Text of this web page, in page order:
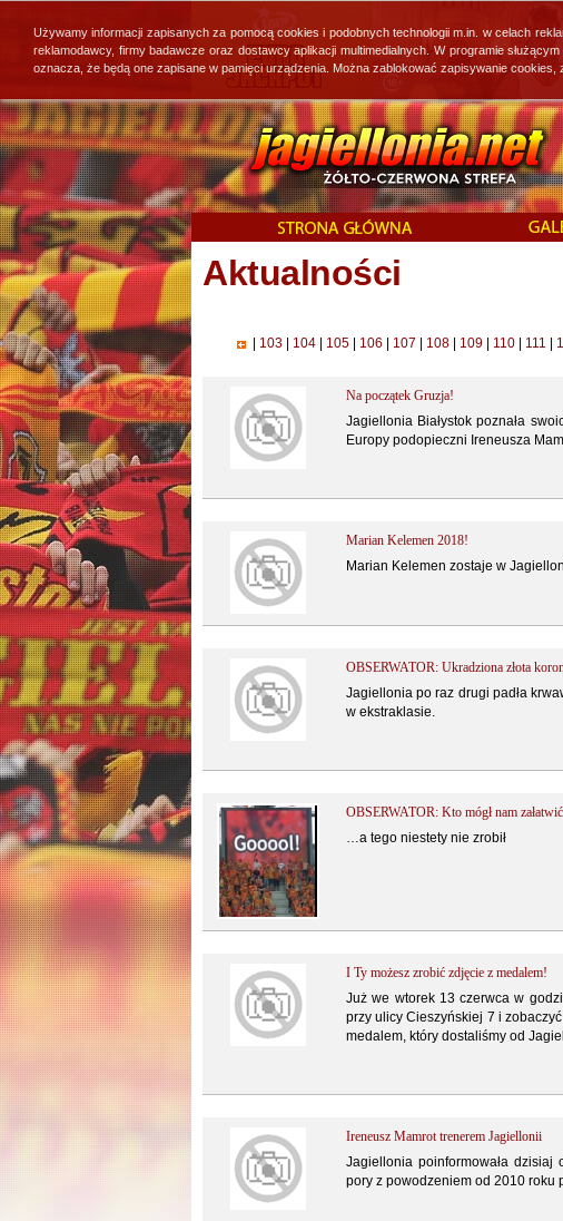
Aktualności
103 104 105 106 107 108 109 110 111
Na początek Gruzja!
Jagiellonia Białystok poznała
Europy podopieczni Ireneusza
Marian Kelemen 2018!
Marian Kelemen zostaje w
OBSERWATOR: Ukradziona złota
Jagiellonia po raz drugi padła
w ekstraklasie.
OBSERWATOR: Kto mógł nam
…a tego niestety nie zrobił
I Ty możesz zrobić zdjęcie z medalem!
Już we wtorek 13 czerwca w
przy ulicy Cieszyńskiej 7 i
medalem, który dostaliśmy od
Ireneusz Mamrot trenerem Jagiellonii
Jagiellonia poinformowała
pory z powodzeniem od 2010 roku
Używamy informacji zapisanych za pomocą cookies i podobnych technologii m.in. w celach
reklamodawcy, firmy badawcze oraz dostawcy aplikacji multimedialnych. W programie
oznacza, że będą one zapisane w pamięci urządzenia. Można zablokować zapisywanie cookies,